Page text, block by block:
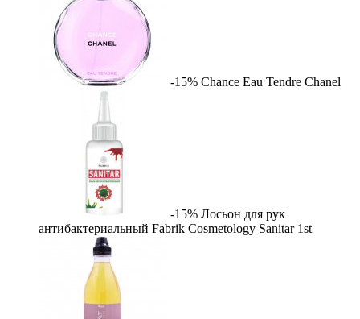
-15% Chance Eau Tendre Chanel
-15% Лосьон для рук
антибактериальный Fabrik Cosmetology Sanitar 1st